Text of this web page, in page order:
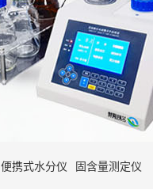
便携式水分仪 固含量测定仪